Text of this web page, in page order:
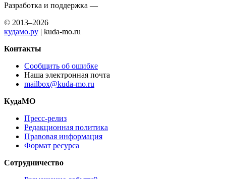
Разработка и поддержка —
© 2013–2026
кудамо.ру | kuda-mo.ru
Контакты
Сообщить об ошибке
Наша электронная почта
mailbox@kuda-mo.ru
КудаМО
Пресс-релиз
Редакционная политика
Правовая информация
Формат ресурса
Сотрудничество